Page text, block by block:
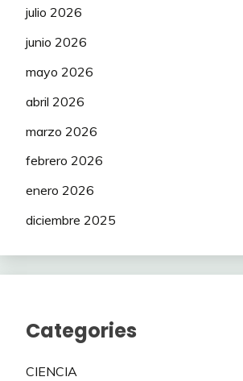
julio 2026
junio 2026
mayo 2026
abril 2026
marzo 2026
febrero 2026
enero 2026
diciembre 2025
Categories
CIENCIA